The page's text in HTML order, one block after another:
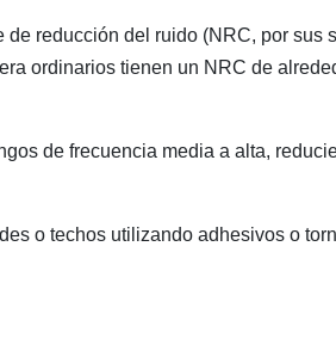
de reducción del ruido (NRC, por sus
ordinarios tienen un NRC de
de frecuencia media a alta,
o techos utilizando adhesivos o